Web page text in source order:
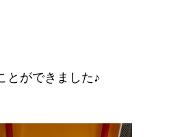
とができました♪